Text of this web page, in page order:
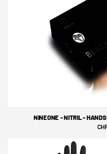
NINEONE - NITRIL -